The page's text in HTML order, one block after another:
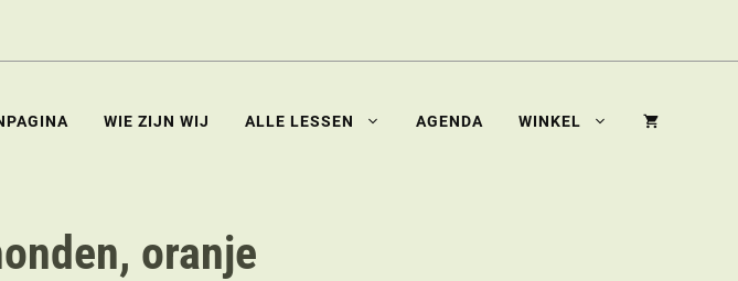
WIE ZIJN WIJ ALLE LESSEN AGENDA WINKEL
oranje